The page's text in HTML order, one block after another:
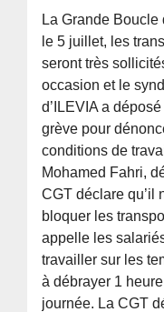
La Grande
le 5 juillet, les
seront très
occasion et le
d’ILEVIA a
grève pour
conditions de
Mohamed Fahri,
CGT déclare qu’il
bloquer les
appelle les
travailler sur les
à débrayer 1
journée. La CGT